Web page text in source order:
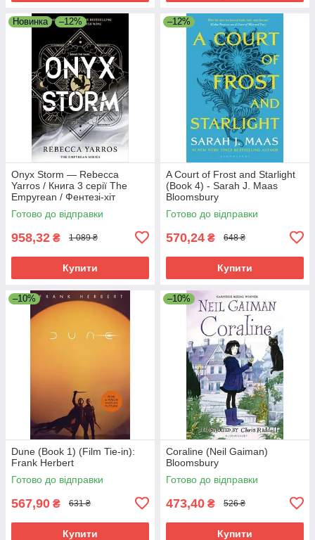
Новинка –12%
Onyx Storm — Rebecca
Yarros / Книга 3 серії The
Empyrean / Фентезі-хіт
BookTok англійською
Готово до відправки
958,32 ₴ 1 089 ₴
Купити
–12%
A Court of Frost and Starlight
(Book 4) - Sarah J. Maas
Bloomsbury
Готово до відправки
570,24 ₴ 648 ₴
Купити
–10%
Dune (Book 1) (Film Tie-in):
Frank Herbert
Готово до відправки
567,90 ₴ 631 ₴
Купити
–10%
Coraline (Neil Gaiman)
Bloomsbury
Готово до відправки
473,40 ₴ 526 ₴
Купити